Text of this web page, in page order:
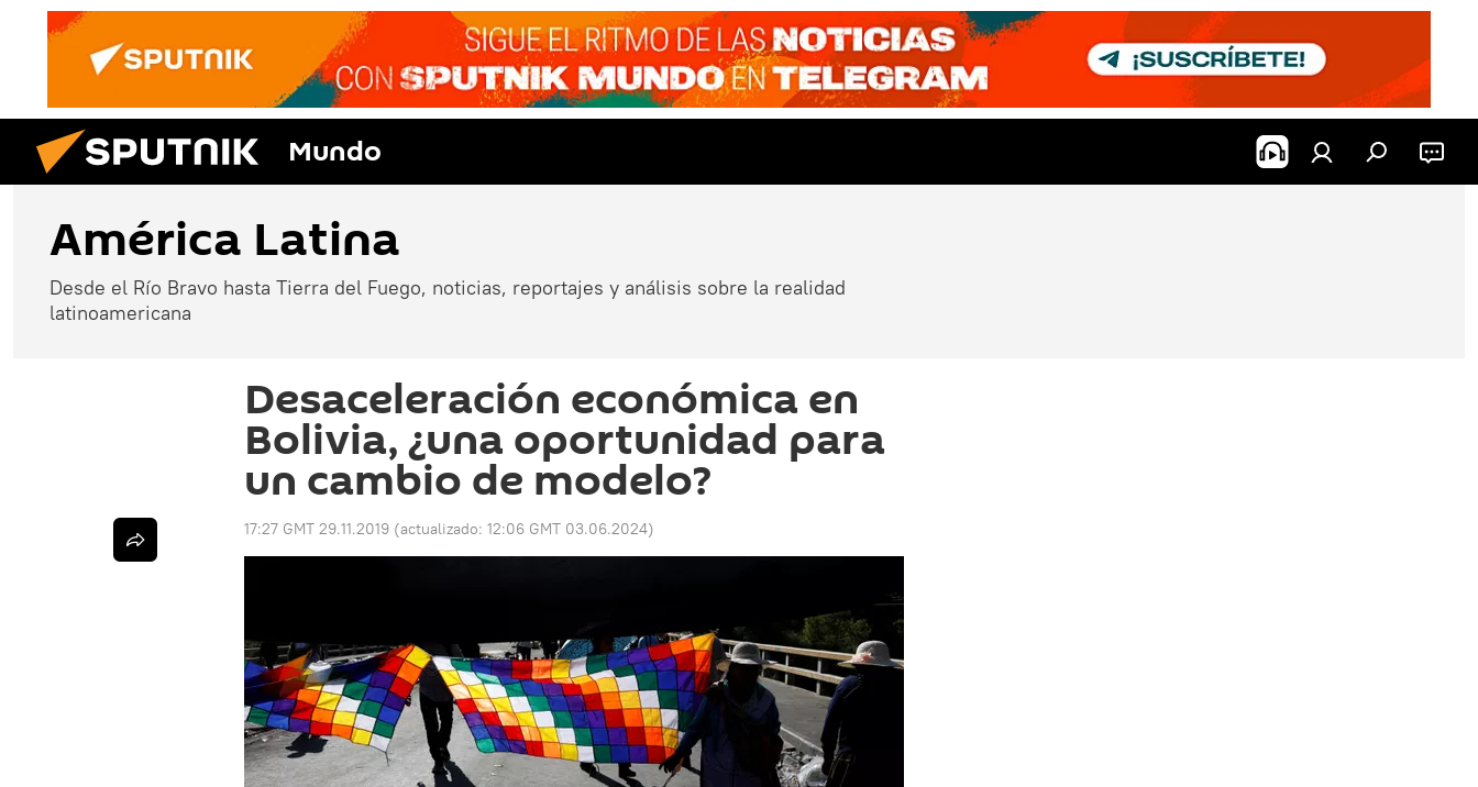
Mundo
América Latina
Desde el Río Bravo hasta Tierra del Fuego, noticias, reportajes y análisis sobre la realidad
latinoamericana
Desaceleración económica en
Bolivia, ¿una oportunidad para
un cambio de modelo?
17:27 GMT 29.11.2019 (actualizado: 12:06 GMT 03.06.2024)